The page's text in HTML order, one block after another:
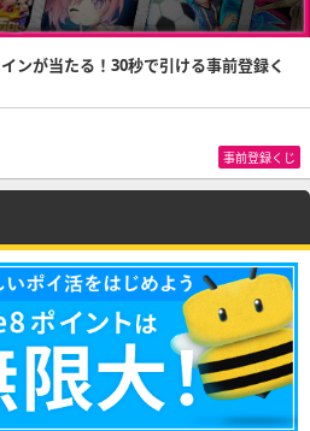
ンが当たる！30秒で引ける事前登録く
事前登録くじ